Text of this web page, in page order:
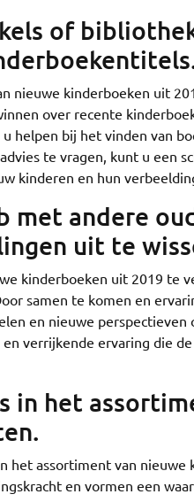
of
nieuwe kinderboeken uit
over recente
helpen bij het vinden van
te vragen, kunt u een
kinderen en hun
met andere
uit te
kinderboeken uit 2019 te
samen te komen en
en nieuwe
verrijkende ervaring die
in het
het assortiment van
en vormen een